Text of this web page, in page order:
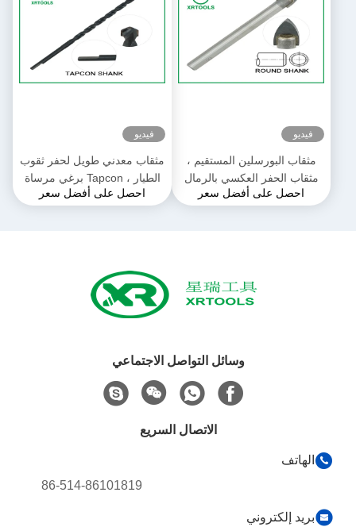
فيديو
مثقاب البورسلين المستقيم ،
مثقاب الحفر العكسي بالرمال
احصل على أفضل سعر
فيديو
مثقاب معدني طويل لحفر ثقوب
الطيار ، Tapcon برغي مرساة
مثقاب الأسمنت
احصل على أفضل سعر
وسائل التواصل الاجتماعي
الاتصال السريع
الهاتف
86-514-86101819
بريد إلكتروني